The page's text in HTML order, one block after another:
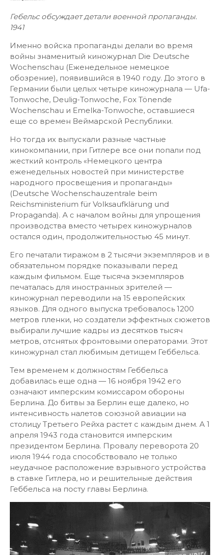
Гебельс обсуждает детали военной пропаганды.
1941
Именно войска пропаганды делали во время
войны знаменитый киножурнал Die Deutsche
Wochenschau (Еженедельное немецкое
обозрение), появившийся в 1940 году. До этого в
Германии были целых четыре киножурнала — Ufa-
Tonwoche, Deulig-Tonwoche, Fox Tönende
Wochenschau и Emelka-Tonwoche, оставшиеся
еще со времен Веймарской Республики.
Но тогда их выпускали разные частные
кинокомпании, при Гитлере все они попали под
жесткий контроль «Немецкого центра
еженедельных новостей при министерстве
народного просвещения и пропаганды»
(Deutsche Wochenschauzentrale beim
Reichsministerium für Volksaufklärung und
Propaganda). А с началом войны для упрощения
производства вместо четырех киножурналов
остался один, продолжительностью 45 минут.
Его печатали тиражом в 2 тысячи экземпляров и в
обязательном порядке показывали перед
каждым фильмом. Еще тысяча экземпляров
печаталась для иностранных зрителей —
киножурнал переводили на 15 европейских
языков. Для одного выпуска требовалось 1200
метров пленки, но создатели эффектных сюжетов
выбирали лучшие кадры из десятков тысяч
метров, отснятых фронтовыми операторами. Этот
киножурнал стал любимым детищем Геббельса.
Тем временем к должностям Геббельса
добавилась еще одна — 16 ноября 1942 его
означают имперским комиссаром обороны
Берлина. До битвы за Берлин еще далеко, но
интенсивность налетов союзной авиации на
столицу Третьего Рейха растет с каждым днем. А 1
апреля 1943 года становится имперским
президентом Берлина. Провалу переворота 20
июля 1944 года способствовало не только
неудачное расположение взрывного устройства
в ставке Гитлера, но и решительные действия
Геббельса на посту главы Берлина.